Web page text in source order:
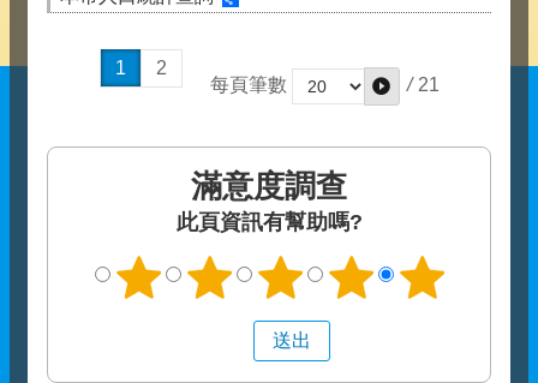
1
2
每頁筆數
/ 21
滿意度調查
此頁資訊有幫助嗎?